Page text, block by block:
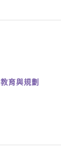
教育與規劃